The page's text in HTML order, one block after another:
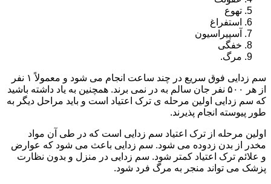
تهوع
استفراغ
آسپیراسیون
خفگی
مرگ.
سم زدایی فوق سریع در چند ساعت انجام می شود و معمولاً ۱ نفر
از هر ۵۰۰ نفر جان سالم به در نمی برند. همچنین به یاد داشته باشید
که سم زدایی اولین مرحله ی ترک اعتیاد است و باید مراحل دیگر به
طور پیوسته انجام پذیرند.
اولین مرحله از ترک اعتیاد سم زدایی است که در طی آن مواد
مخدر از بدن زدوده می شود. سم زدایی باعث می شود که عوارض
و علائم ترک اعتیاد کمتر شود. سم زدایی در منزل و بدون نظارت
پزشک می تواند منجر به مرگ فرد شود.